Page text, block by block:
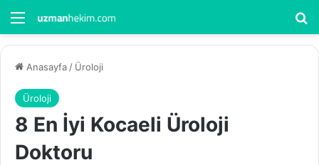
Menü
Anasayfa / Üroloji
Üroloji
8 En İyi Kocaeli Üroloji
Doktoru